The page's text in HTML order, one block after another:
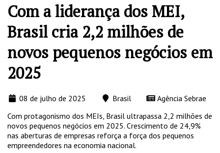
Com a liderança dos MEI,
Brasil cria 2,2 milhões de
novos pequenos negócios em
2025
08 de julho de 2025 Brasil
Agência Sebrae
Com protagonismo dos MEIs, Brasil ultrapassa 2,2 milhões de
novos pequenos negócios em 2025. Crescimento de 24,9%
nas aberturas de empresas reforça a força dos pequenos
empreendedores na economia nacional.